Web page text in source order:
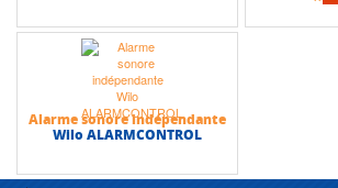
Alarme sonore indépendante
Wilo ALARMCONTROL